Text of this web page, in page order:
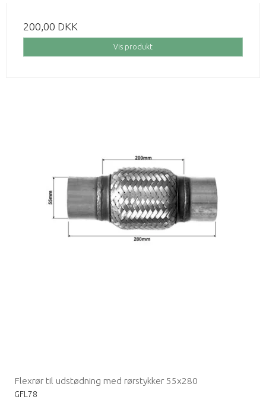
200,00 DKK
Vis produkt
Flexrør til udstødning med rørstykker 55x280
GFL78